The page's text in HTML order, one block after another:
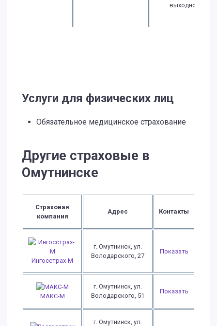
выходной
Услуги для физических лиц
Обязательное медицинское страхование
Другие страховые в
Омутнинске
Страховая
компания
Адрес Контакты
Ингосстрах-М
г. Омутнинск, ул.
Володарского, 27
Показать
МАКС-М
г. Омутнинск, ул.
Володарского, 51
Показать
г. Омутнинск, ул.